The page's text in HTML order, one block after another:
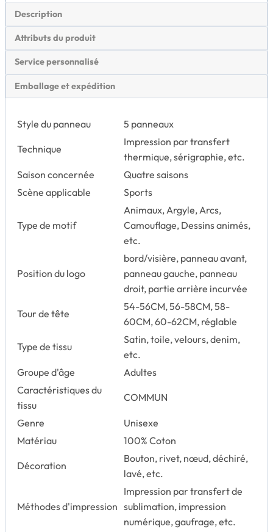
Description
Attributs du produit
Service personnalisé
Emballage et expédition
Style du panneau 5 panneaux
Technique
Impression par transfert
thermique, sérigraphie, etc.
Saison concernée
Quatre saisons
Scène applicable
Sports
Type de motif
Animaux, Argyle, Arcs,
Camouflage, Dessins animés,
etc.
Position du logo
bord/visière, panneau avant,
panneau gauche, panneau
droit, partie arrière incurvée
Tour de tête
54-56CM, 56-58CM, 58-
60CM, 60-62CM, réglable
Type de tissu
Satin, toile, velours, denim,
etc.
Groupe d'âge
Adultes
Caractéristiques du
tissu
COMMUN
Genre
Unisexe
Matériau
100% Coton
Décoration
Bouton, rivet, nœud, déchiré,
lavé, etc.
Méthodes d'impression
Impression par transfert de
sublimation, impression
numérique, gaufrage, etc.